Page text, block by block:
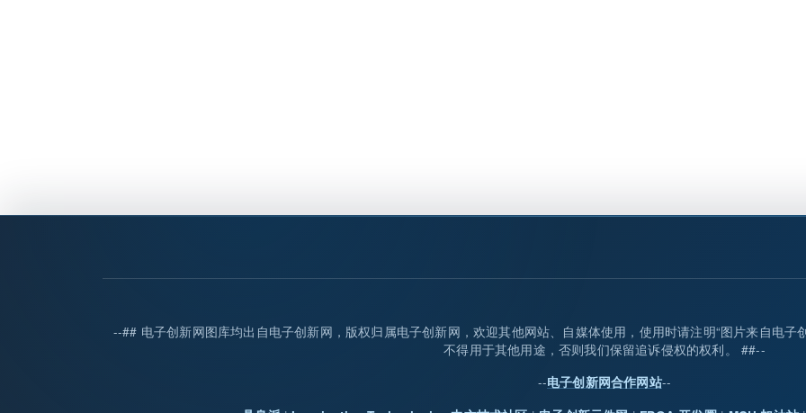
--## 电子创新网图库均出自电子创新网，版权归属电子创新网，欢迎其他网站、自媒体使用，使用时请注明“图片来自电
不得用于其他用途，否则我们保留追诉侵权的权利。 ##--
--电子创新网合作网站--